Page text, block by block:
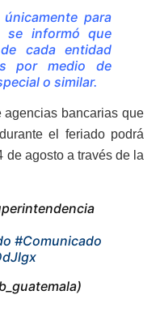
para
se informó que
cada entidad
por medio de
o similar.
bancarias que
el feriado podrá
de agosto a través de la
#Comunicado